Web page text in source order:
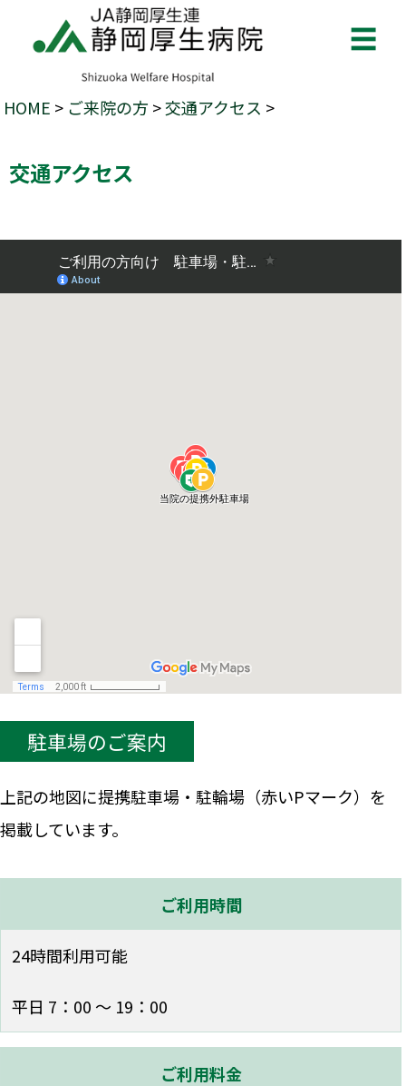
☰
HOME > ご来院の方 >交通アクセス >
交通アクセス
駐車場のご案内
上記の地図に提携駐車場・駐輪場（赤いPマーク）を
掲載しています。
ご利用時間
24時間利用可能
平日 7：00 〜 19：00
ご利用料金